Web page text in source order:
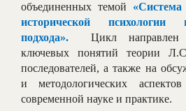
объединенных темой
исторической психологии
подхода». Цикл направлен
ключевых понятий теории
последователей, а также на
и методологических
современной науке и практике.